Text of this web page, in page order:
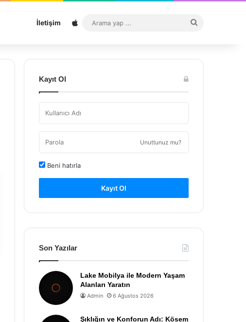
İletişim Sitemap
...
Kayıt Ol
Unuttunuz mu?
Beni hatırla
Kayıt Ol
Son Yazılar
Lake Mobilya ile Modern Yaşam
Alanları Yaratın
Admin 6 Ağustos 2026
Şıklığın ve Konforun Adı: Kösem